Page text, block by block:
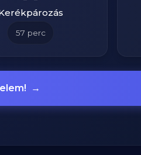
57 perc
→